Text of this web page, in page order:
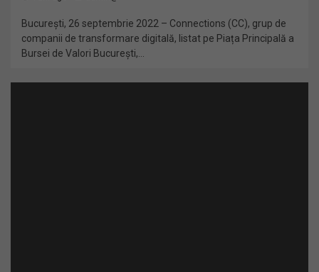
București, 26 septembrie 2022 – Connections (CC), grup de
companii de transformare digitală, listat pe Piața Principală a
Bursei de Valori București,...